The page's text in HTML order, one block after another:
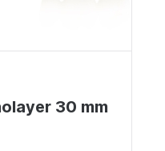
30 mm